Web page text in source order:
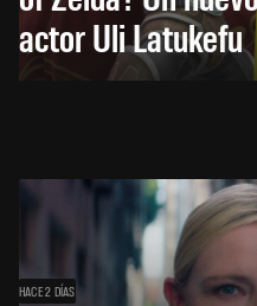
actor Uli Latukefu
HACE 2 DÍAS